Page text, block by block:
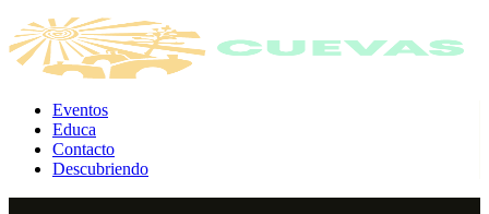
Eventos
Educa
Contacto
Descubriendo